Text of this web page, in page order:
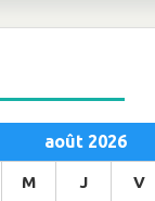
août 2026
M J V